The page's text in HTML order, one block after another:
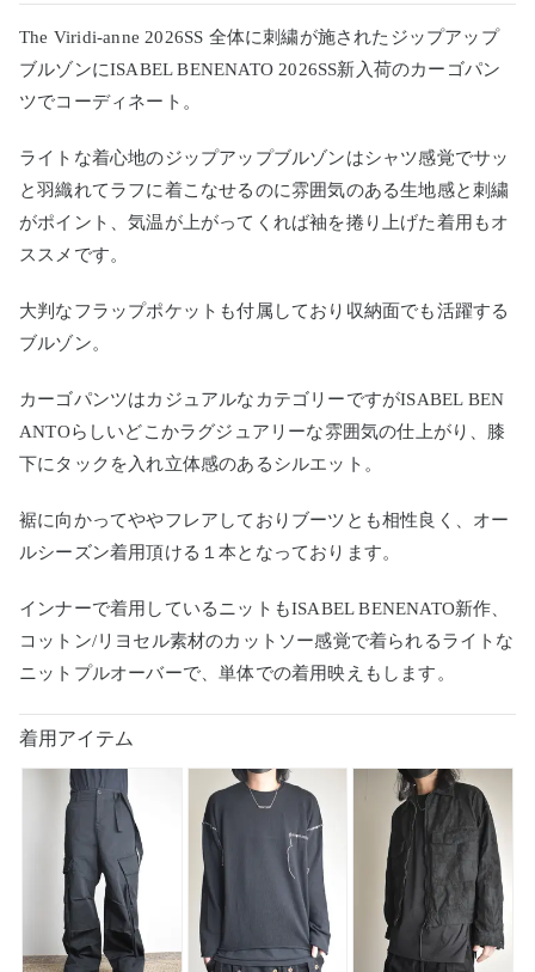
The Viridi-anne 2026SS 全体に刺繍が施されたジップアップ
ブルゾンにISABEL BENENATO 2026SS新入荷のカーゴパン
ツでコーディネート。
ライトな着心地のジップアップブルゾンはシャツ感覚でサッ
と羽織れてラフに着こなせるのに雰囲気のある生地感と刺繍
がポイント、気温が上がってくれば袖を捲り上げた着用もオ
ススメです。
大判なフラップポケットも付属しており収納面でも活躍する
ブルゾン。
カーゴパンツはカジュアルなカテゴリーですがISABEL BEN
ANTOらしいどこかラグジュアリーな雰囲気の仕上がり、膝
下にタックを入れ立体感のあるシルエット。
裾に向かってややフレアしておりブーツとも相性良く、オー
ルシーズン着用頂ける１本となっております。
インナーで着用しているニットもISABEL BENENATO新作、
コットン/リヨセル素材のカットソー感覚で着られるライトな
ニットプルオーバーで、単体での着用映えもします。
着用アイテム